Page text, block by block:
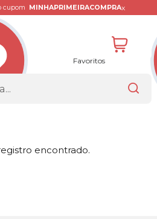
cupom MINHAPRIMEIRACOMPRAx
Favoritos
encontrado.